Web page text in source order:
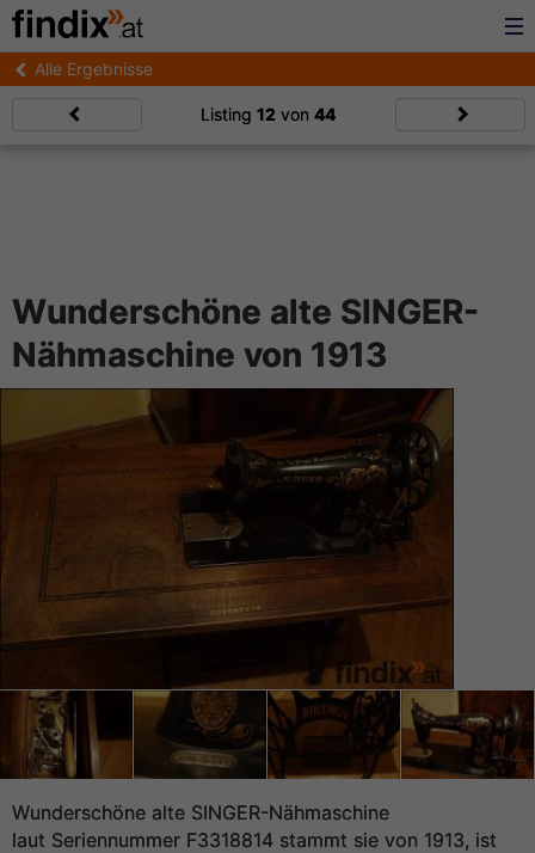
Alle Ergebnisse
Listing 12 von 44
Wunderschöne alte SINGER-
Nähmaschine von 1913
Wunderschöne alte SINGER-Nähmaschine
laut Seriennummer F3318814 stammt sie von 1913, ist